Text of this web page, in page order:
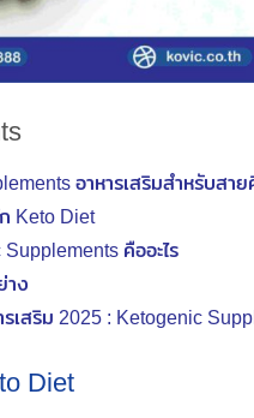
อาหารเสริมสำหรับสาย
Keto Diet
คืออะไร
าง
รเสริม 2025 : Ketogenic
Diet